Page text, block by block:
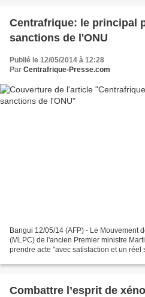
Centrafrique: le principal
sanctions de l'ONU
Publié le 12/05/2014 à 12:28
Par Centrafrique-Presse.com
Bangui 12/05/14 (AFP) - Le Mouvement
(MLPC) de l'ancien Premier ministre
prendre acte "avec satisfaction et un
Combattre l’esprit de